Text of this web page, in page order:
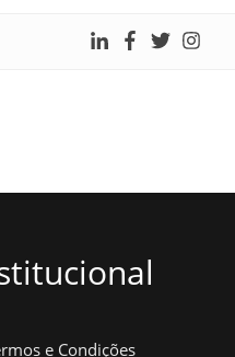
e Condições